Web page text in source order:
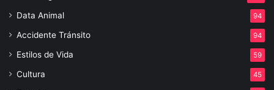
Data Animal 94
Accidente Tránsito 94
Estilos de Vida 59
Cultura 45